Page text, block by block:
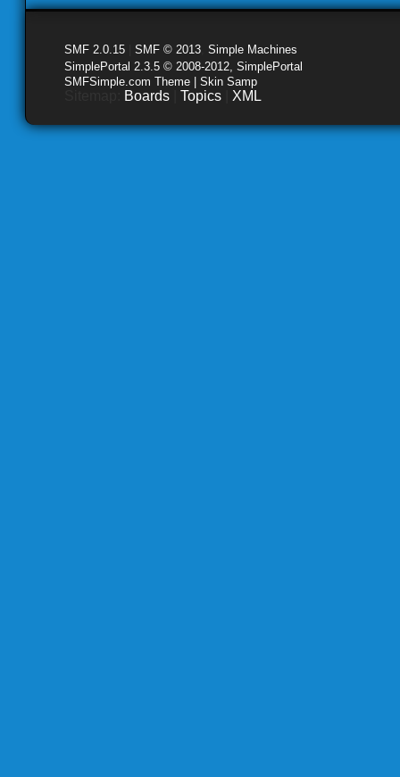
SMF 2.0.15 SMF © 2013 Simple Machines
SimplePortal 2.3.5 © 2008-2012, SimplePortal
SMFSimple.com Theme | Skin Samp
Boards Topics XML